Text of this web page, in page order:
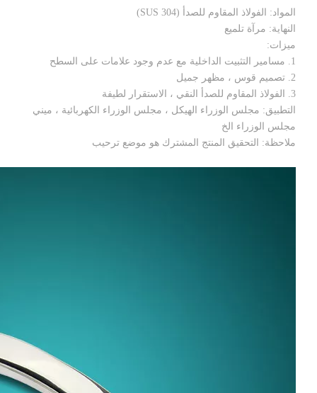
المواد: الفولاذ المقاوم للصدأ (SUS 304)
النهاية: مرآة تلميع
ميزات:
1. مسامير التثبيت الداخلية مع عدم وجود علامات على السطح
2. تصميم قوس ، مظهر جميل
3. الفولاذ المقاوم للصدأ النقي ، الاستقرار لطيفة
التطبيق: مجلس الوزراء الهيكل ، مجلس الوزراء الكهربائية ، ميني
مجلس الوزراء الخ
ملاحظة: التحقيق المنتج المشترك هو موضع ترحيب